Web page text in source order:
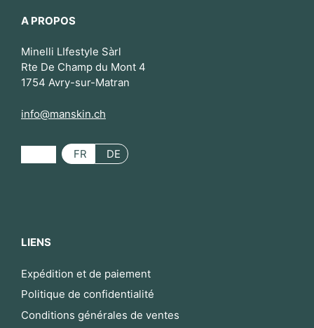
A PROPOS
Minelli LIfestyle Sàrl
Rte De Champ du Mont 4
1754 Avry-sur-Matran
info@manskin.ch
FR DE
LIENS
Expédition et de paiement
Politique de confidentialité
Conditions générales de ventes